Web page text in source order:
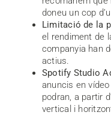
doneu un cop
Limitació de la
el rendiment de
companyia han
actius.
Spotify Studio
anuncis en
podran, a partir
vertical i